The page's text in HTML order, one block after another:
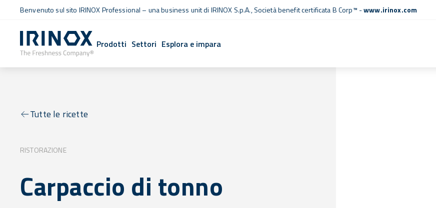
Benvenuto sul sito IRINOX Professional – una business unit di IRINOX S.p.A.,Società benefit certificata B Corp™ -www.irinox.com
Prodotti Settori Esplora e impara
Tutte le ricette
RISTORAZIONE
Carpaccio di tonno